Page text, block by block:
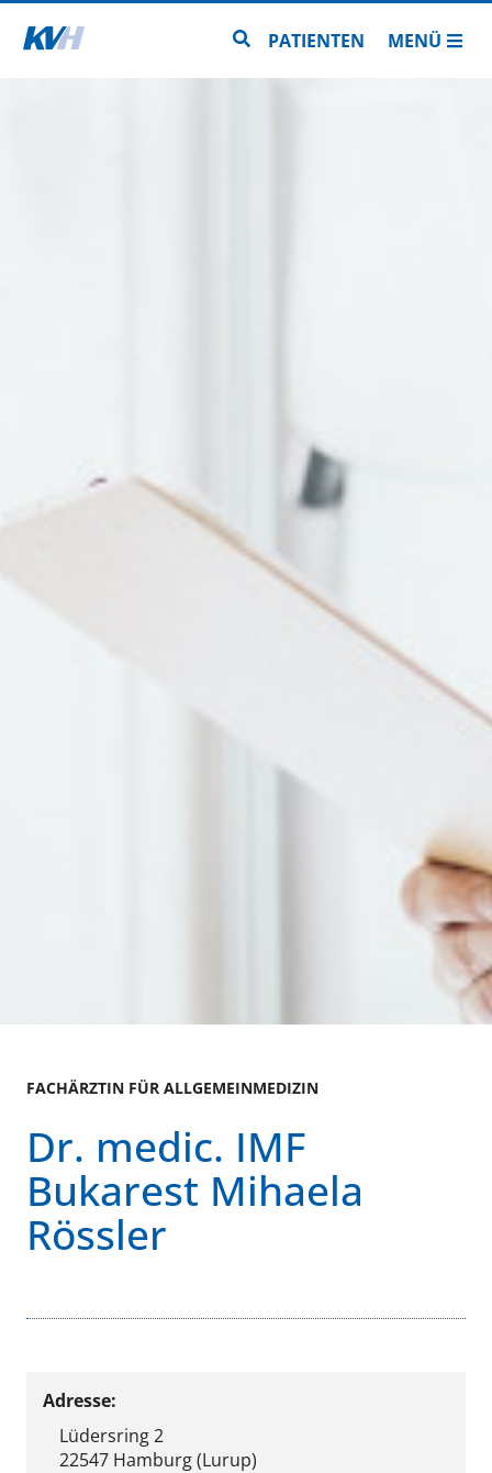
Zur Startseite Zur Seitensuche
PATIENTEN MENÜ
FACHÄRZTIN FÜR ALLGEMEINMEDIZIN
Dr. medic. IMF
Bukarest Mihaela
Rössler
Adresse:
Lüdersring 2
22547 Hamburg (Lurup)